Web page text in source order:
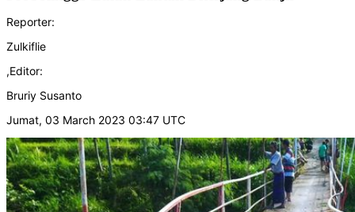
Reporter:
Zulkiflie
,Editor:
Bruriy Susanto
Jumat, 03 March 2023 03:47 UTC